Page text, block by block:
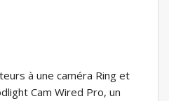
à une caméra Ring et
Cam Wired Pro, un